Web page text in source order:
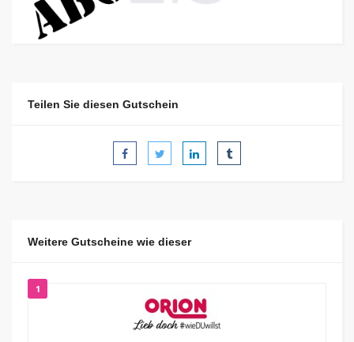
Teilen Sie diesen Gutschein
Weitere Gutscheine wie dieser
1